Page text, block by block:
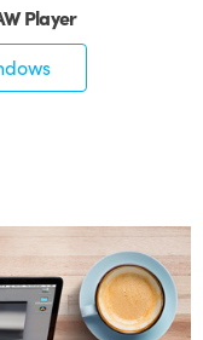
Player